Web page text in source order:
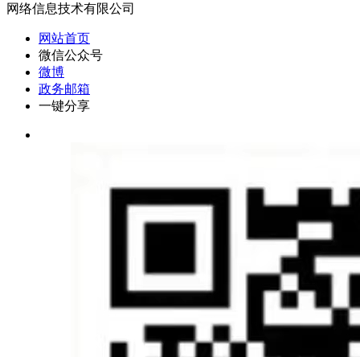
网络信息技术有限公司
网站首页
微信公众号
微博
政务邮箱
一键分享